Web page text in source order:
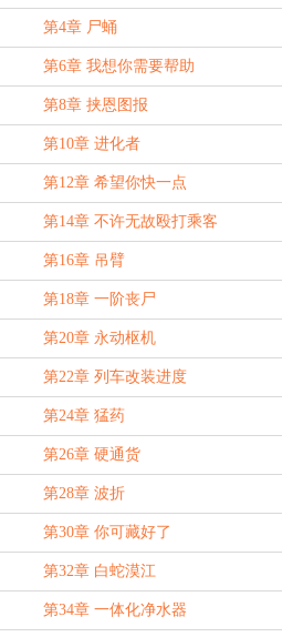
第4章 尸蛹
第6章 我想你需要帮助
第8章 挟恩图报
第10章 进化者
第12章 希望你快一点
第14章 不许无故殴打乘客
第16章 吊臂
第18章 一阶丧尸
第20章 永动枢机
第22章 列车改装进度
第24章 猛药
第26章 硬通货
第28章 波折
第30章 你可藏好了
第32章 白蛇漠江
第34章 一体化净水器